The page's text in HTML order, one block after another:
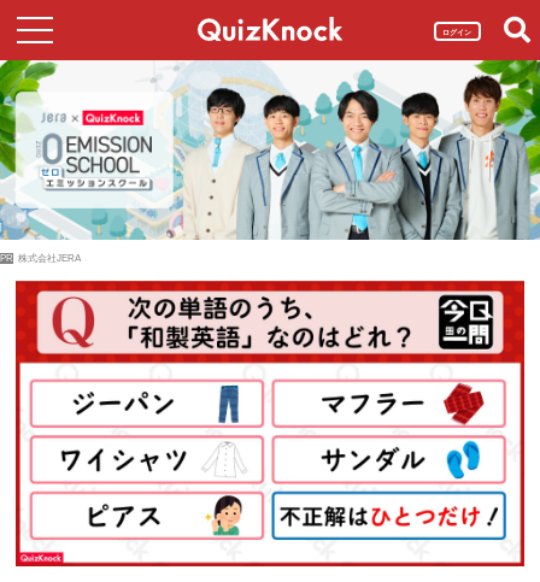
ログイン
PR 株式会社JERA